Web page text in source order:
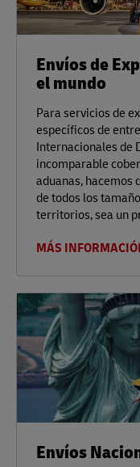
Envíos de
el mundo
Para servicios de
específicos de
Internacionales de
incomparable
aduanas, hacemos
de todos los
territorios, sea un
MÁS
Envíos